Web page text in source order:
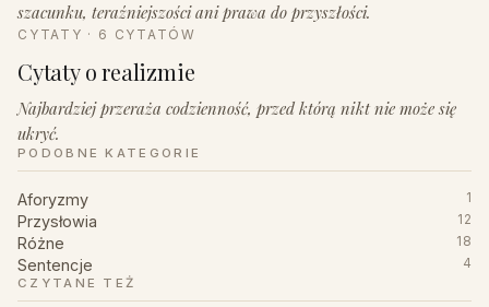
szacunku, teraźniejszości ani prawa do przyszłości.
CYTATY · 6 CYTATÓW
Cytaty o realizmie
Najbardziej przeraża codzienność, przed którą nikt nie może się
ukryć.
PODOBNE KATEGORIE
Aforyzmy 1
Przysłowia 12
Różne 18
Sentencje
4
CZYTANE TEŻ